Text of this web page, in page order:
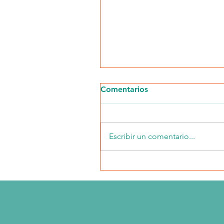
Chicago: Octubre 2024
Comentarios
Escribir un comentario...